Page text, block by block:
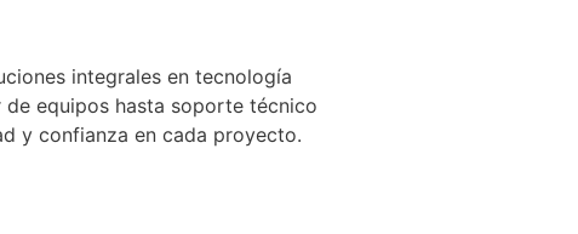
integrales en tecnología
equipos hasta soporte técnico
y confianza en cada proyecto.